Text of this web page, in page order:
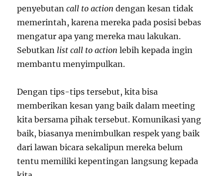
penyebutancall to action dengan kesan tidak
memerintah, karena mereka pada posisi bebas
mengatur apa yang mereka mau lakukan.
Sebutkan list call to action lebih kepada ingin
membantu menyimpulkan.
Dengan tips-tips tersebut, kita bisa
memberikan kesan yang baik dalam meeting
kita bersama pihak tersebut. Komunikasi yang
baik, biasanya menimbulkan respek yang baik
dari lawan bicara sekalipun mereka belum
tentu memiliki kepentingan langsung kepada